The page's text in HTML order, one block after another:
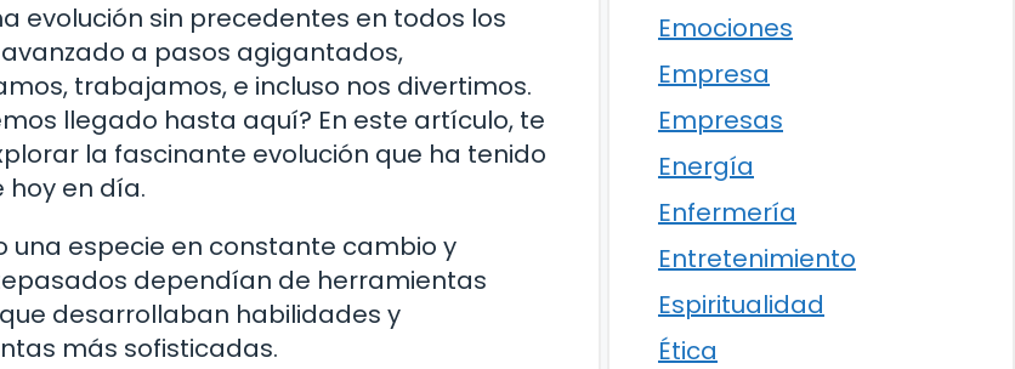
evolución sin precedentes en todos los
a pasos agigantados,
trabajamos, e incluso nos divertimos.
llegado hasta aquí? En este artículo, te
la fascinante evolución que ha tenido
en día.
una especie en constante cambio y
​​dependían de herramientas
desarrollaban habilidades y
más sofisticadas.
Emociones
Empresa
Empresas
Energía
Enfermería
Entretenimiento
Espiritualidad
Ética